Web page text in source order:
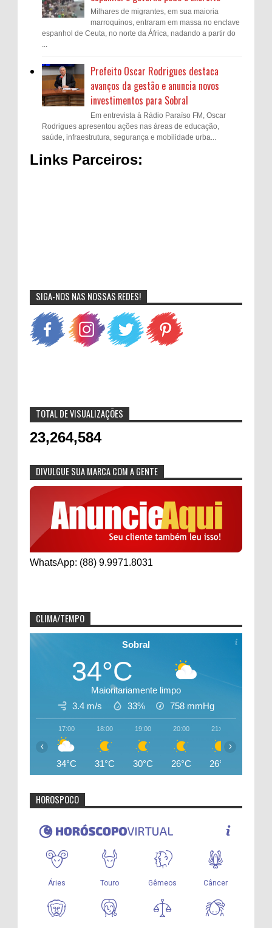
Milhares de migrantes, em sua maioria
marroquinos, entraram em massa no enclave
espanhol de Ceuta, no norte da África, nadando a partir do
...
Prefeito Oscar Rodrigues destaca
avanços da gestão e anuncia novos
investimentos para Sobral
Em entrevista à Rádio Paraíso FM, Oscar
Rodrigues apresentou ações nas áreas de educação,
saúde, infraestrutura, segurança e mobilidade urba...
Links Parceiros:
SIGA-NOS NAS NOSSAS REDES!
TOTAL DE VISUALIZAÇÕES
23,264,584
DIVULGUE SUA MARCA COM A GENTE
WhatsApp: (88) 9.9971.8031
CLIMA/TEMPO
Sobral
34°C
Maioritariamente limpo
3.4 m/s
33% 758 mmHg
17:00
34°C
18:00
31°C
19:00
30°C
20:00
26°C
21:00
26°C
‹ ›
HOROSPOCO